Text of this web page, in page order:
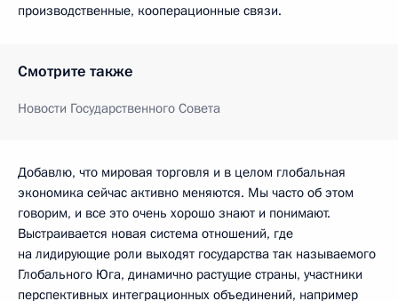
производственные, кооперационные связи.
Смотрите также
Новости Государственного Совета
Добавлю, что мировая торговля и в целом глобальная
экономика сейчас активно меняются. Мы часто об этом
говорим, и все это очень хорошо знают и понимают.
Выстраивается новая система отношений, где
на лидирующие роли выходят государства так называемого
Глобального Юга, динамично растущие страны, участники
перспективных интеграционных объединений, например